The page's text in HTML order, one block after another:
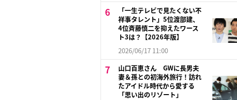
「一生テレビで見たくない不
祥事タレント」5位渡部建、
4位斉藤慎二を抑えたワース
ト3は？【2026年版】
2026/06/17 11:00
山口百恵さん GWに長男夫
妻＆孫との初海外旅行！訪れ
たアイドル時代から愛する
「思い出のリゾート」